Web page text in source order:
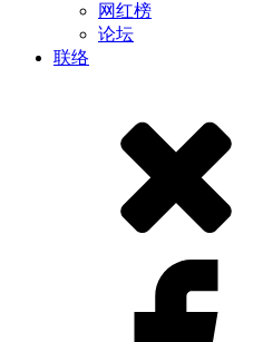
网红榜
论坛
联络